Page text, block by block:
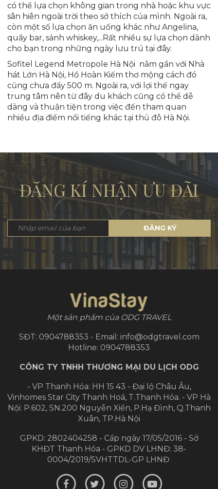
có thể lựa chọn không gian trong nhà hoặc khu vực
sân hiên ngoài trời theo sở thích của mình. Ngoài ra,
còn một số lựa chọn ăn uống khác như Angelina,
quầy bar, sảnh whiskey,...Rất nhiều sự lựa chọn dành
cho bạn trong những ngày lưu trú tại đây.
Sofitel Legend Metropole Hà Nội nằm gần với Nhà
hát Lớn Hà Nội, Hồ Hoàn Kiếm thơ mộng cách đó
cũng chưa đầy 500 m. Ngoài ra, với lợi thế ngay
trung tâm nên từ đây du khách cũng có thể dễ
dàng và thuận tiện trong việc đến tham quan
nhiều địa điểm nổi tiếng khác tại thủ đô Hà Nội.
ĐĂNG KÍ NHẬN ƯU ĐÃI
ĐĂNG KÝ
Một sản phẩm của ODG TRAVEL
SĐT: 0904788353 - Email: info@odgtravel.com
Hotline: 0904788353
CÔNG TY TNHH THƯƠNG MẠI DU LỊCH ODG
- VP Thanh Hóa: HH 15 43 - Đại lộ Châu Âu,
Vinhomes Star City Thanh Hoá, T.Thanh Hóa. - VP Hà
Nội: P.602, SN.200 Nguyễn Xiển, P.Hạ Đình, Q.Thanh
Xuân, TP.Hà Nội
GPKD: 2802404258 - Cấp ngày 17/05/2016 - Sở
KHĐT Thanh Hóa - GPKD DV LHNĐ: 38-
0004/2019/SVHTTDL-GP LHNĐ